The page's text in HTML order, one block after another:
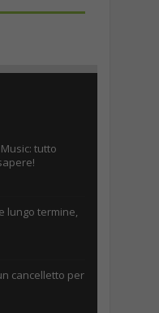
tutto
lungo termine,
cancelletto per